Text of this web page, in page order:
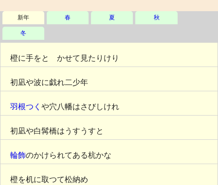
新年 春 夏 秋
冬
橙に手をとゞかせて見たりけり
初凪や波に戯れ二少年
羽根つく や穴八幡はさびしけれ
初凪や白髯橋はうすうすと
輪飾のかけられてある杭かな
橙を机に取つて松納め